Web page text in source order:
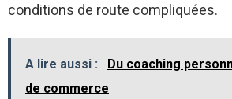
conditions de route compliquées.
A lire aussi :
Du coaching
de commerce